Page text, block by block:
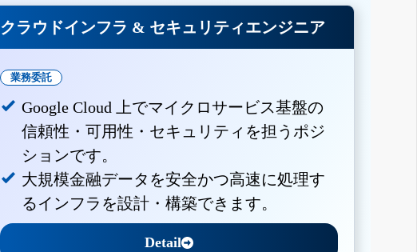
クラウドインフラ & セキュリティエンジニア
業務委託
Google Cloud 上でマイクロサービス基盤の
信頼性・可用性・セキュリティを担うポジ
ションです。
大規模金融データを安全かつ高速に処理す
るインフラを設計・構築できます。
Detail